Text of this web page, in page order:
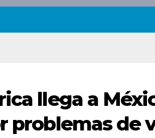
llega a
problemas de